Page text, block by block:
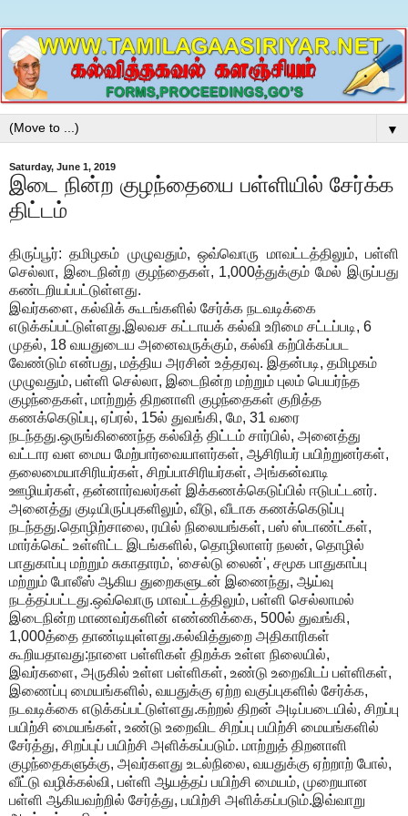
▼
Saturday, June 1, 2019
இடை நின்ற குழந்தையை பள்ளியில் சேர்க்க
திட்டம்
திருப்பூர்: தமிழகம் முழுவதும், ஒவ்வொரு மாவட்டத்திலும், பள்ளி
செல்லா, இடைநின்ற குழந்தைகள், 1,000த்துக்கும் மேல் இருப்பது
கண்டறியப்பட்டுள்ளது.
இவர்களை, கல்விக் கூடங்களில் சேர்க்க நடவடிக்கை
எடுக்கப்பட்டுள்ளது.இலவச கட்டாயக் கல்வி உரிமை சட்டப்படி, 6
முதல், 18 வயதுடைய அனைவருக்கும், கல்வி கற்பிக்கப்பட
வேண்டும் என்பது, மத்திய அரசின் உத்தரவு. இதன்படி, தமிழகம்
முழுவதும், பள்ளி செல்லா, இடைநின்ற மற்றும் புலம் பெயர்ந்த
குழந்தைகள், மாற்றுத் திறனாளி குழந்தைகள் குறித்த
கணக்கெடுப்பு, ஏப்ரல், 15ல் துவங்கி, மே, 31 வரை
நடந்தது.ஒருங்கிணைந்த கல்வித் திட்டம் சார்பில், அனைத்து
வட்டார வள மைய மேற்பார்வையாளர்கள், ஆசிரியர் பயிற்றுனர்கள்,
தலைமையாசிரியர்கள், சிறப்பாசிரியர்கள், அங்கன்வாடி
ஊழியர்கள், தன்னார்வலர்கள் இக்கணக்கெடுப்பில் ஈடுபட்டனர்.
அனைத்து குடியிருப்புகளிலும், வீடு, வீடாக கணக்கெடுப்பு
நடந்தது.தொழிற்சாலை, ரயில் நிலையங்கள், பஸ் ஸ்டாண்ட்கள்,
மார்க்கெட் உள்ளிட்ட இடங்களில், தொழிலாளர் நலன், தொழில்
பாதுகாப்பு மற்றும் சுகாதாரம், 'சைல்டு லைன்', சமூக பாதுகாப்பு
மற்றும் போலீஸ் ஆகிய துறைகளுடன் இணைந்து, ஆய்வு
நடத்தப்பட்டது.ஒவ்வொரு மாவட்டத்திலும், பள்ளி செல்லாமல்
இடைநின்ற மாணவர்களின் எண்ணிக்கை, 500ல் துவங்கி,
1,000த்தை தாண்டியுள்ளது.கல்வித்துறை அதிகாரிகள்
கூறியதாவது:நாளை பள்ளிகள் திறக்க உள்ள நிலையில்,
இவர்களை, அருகில் உள்ள பள்ளிகள், உண்டு உறைவிடப் பள்ளிகள்,
இணைப்பு மையங்களில், வயதுக்கு ஏற்ற வகுப்புகளில் சேர்க்க,
நடவடிக்கை எடுக்கப்பட்டுள்ளது.கற்றல் திறன் அடிப்படையில், சிறப்பு
பயிற்சி மையங்கள், உண்டு உறைவிட சிறப்பு பயிற்சி மையங்களில்
சேர்த்து, சிறப்புப் பயிற்சி அளிக்கப்படும். மாற்றுத் திறனாளி
குழந்தைகளுக்கு, அவர்களது உடல்நிலை, வயதுக்கு ஏற்றாற் போல்,
வீட்டு வழிக்கல்வி, பள்ளி ஆயத்தப் பயிற்சி மையம், முறையான
பள்ளி ஆகியவற்றில் சேர்த்து, பயிற்சி அளிக்கப்படும்.இவ்வாறு